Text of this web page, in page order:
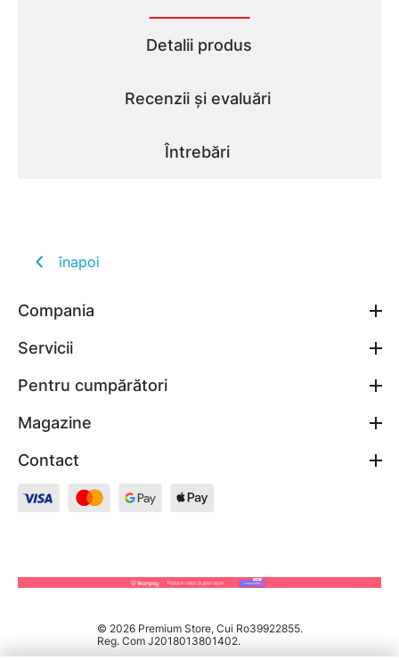
Detalii produs
Recenzii și evaluări
Întrebări
înapoi
Compania
Servicii
Pentru cumpărători
Magazine
Contact
© 2026 Premium Store, Cui Ro39922855.
Reg. Com J2018013801402.